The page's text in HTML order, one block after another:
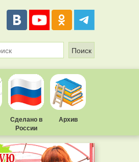
Сделано в
России
Архив